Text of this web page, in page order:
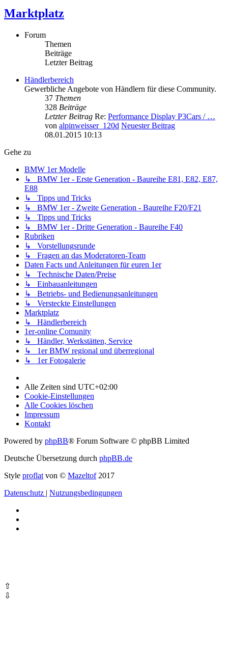
Marktplatz
Forum
Themen
Beiträge
Letzter Beitrag
Händlerbereich
Gewerbliche Angebote von Händlern für diese Community.
37 Themen
328 Beiträge
Letzter Beitrag Re: Performance Display P3Cars / …
von alpinweisser_120d Neuester Beitrag
08.01.2015 10:13
Gehe zu
BMW 1er Modelle
↳ BMW 1er - Erste Generation - Baureihe E81, E82, E87,
E88
↳ Tipps und Tricks
↳ BMW 1er - Zweite Generation - Baureihe F20/F21
↳ Tipps und Tricks
↳ BMW 1er - Dritte Generation - Baureihe F40
Rubriken
↳ Vorstellungsrunde
↳ Fragen an das Moderatoren-Team
Daten Facts und Anleitungen für euren 1er
↳ Technische Daten/Preise
↳ Einbauanleitungen
↳ Betriebs- und Bedienungsanleitungen
↳ Versteckte Einstellungen
Marktplatz
↳ Händlerbereich
1er-online Comunity
↳ Händler, Werkstätten, Service
↳ 1er BMW regional und überregional
↳ 1er Fotogalerie
Alle Zeiten sind UTC+02:00
Cookie-Einstellungen
Alle Cookies löschen
Impressum
Kontakt
Powered by phpBB® Forum Software © phpBB Limited
Deutsche Übersetzung durch phpBB.de
Style proflat von © Mazeltof2017
Datenschutz | Nutzungsbedingungen
⇧
⇩